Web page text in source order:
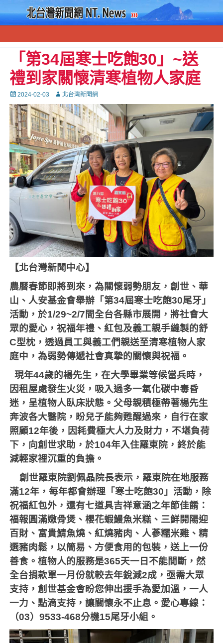
「第34屆寒士吃飽30」~送
禮到家關懷清寒植物人家庭
Posted
on
2024-02-03 Autor北台灣新聞網
【北台灣新聞中心】
農曆春節即將到來，為關懷弱勢朋友，創世、華
山、人安基金會舉辦「第34屆寒士吃飽30尾牙」
活動，於1/29~2/7間全台各縣市展開，將社會大
眾的愛心，祝福年禮、紅包及義工親手縫製的舒
C型枕，透過員工與義工們親送至清寒植物人家
庭中，為弱勢傳遞社會真摯的關懷與祝福。
現年44歲的楊先生，在大學畢業等候當兵時，
因租屋處發生火災，吸入過多一氧化碳中毒昏
迷，呈植物人臥床狀態。父母親積極帶著楊先生
奔波各大醫院，盼兒子能夠甦醒過來，自行在家
照顧12年後，因耗費極大人力及財力，不堪負荷
下，向創世求助，於104年入住羅東院，終於能
減輕家裡沉重的負擔。
創世羅東院劉佩晶院長表示，羅東院在地服務
滿12年，每年都會辦理「寒士吃飽30 」活動，除
祝福紅包外，還有七道具吉祥意涵之年節佳餚：
福報圓滿嫩骨煲、櫻花蝦鰻魚米糕、三鮮開陽迎
百財、富貴鯖魚燒、紅燒豬肉、人蔘糯米雞、精
選豬肉鬆，以簡易、方便食用的包裝，送上一份
善食。植物人的服務是365天一日不能間斷，然
全台捐款單一月份就較去年銳減2成，亟需大眾
支持，創世基金會盼您伸出援手為愛加溫，一人
一力、點滴支持，讓關懷永不止息。愛心專線：
（03）9533-468分機15尾牙小組。